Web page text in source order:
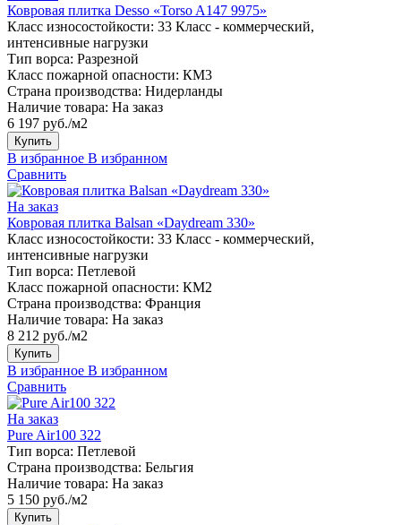
Ковровая плитка Desso «Torso A147 9975»
Класс износостойкости: 33 Класс - коммерческий,
интенсивные нагрузки
Тип ворса: Разрезной
Класс пожарной опасности: КМ3
Страна производства: Нидерланды
Наличие товара: На заказ
6 197 руб./м2
Купить
В избранное В избранном
Сравнить
На заказ
Ковровая плитка Balsan «Daydream 330»
Класс износостойкости: 33 Класс - коммерческий,
интенсивные нагрузки
Тип ворса: Петлевой
Класс пожарной опасности: КМ2
Страна производства: Франция
Наличие товара: На заказ
8 212 руб./м2
Купить
В избранное В избранном
Сравнить
На заказ
Pure Air100 322
Тип ворса: Петлевой
Страна производства: Бельгия
Наличие товара: На заказ
5 150 руб./м2
Купить